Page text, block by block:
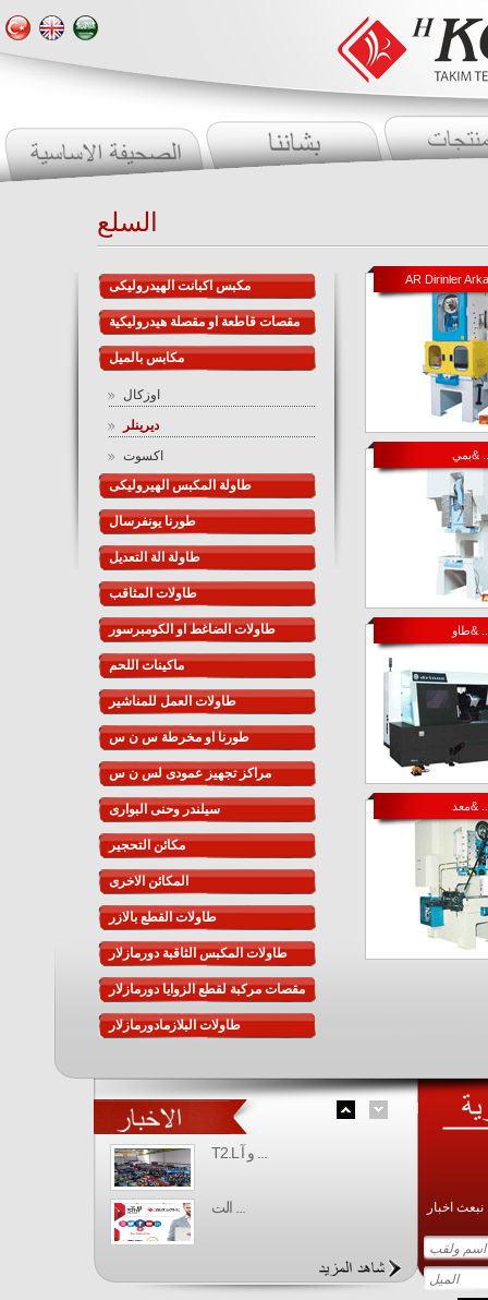
السلع
مكبس اكبانت الهيدروليكى
مقصات قاطعة او مقصلة هيدروليكية
مكابس بالميل
اوزكال
ديرينلر
اكسوت
طاولة المكبس الهيروليكى
طورنا يونفرسال
طاولة الة التعديل
طاولات المثاقب
طاولات الضاغط او الكومبرسور
ماكينات اللحم
طاولات العمل للمناشير
طورنا او مخرطة س ن س
مراكز تجهيز عمودى لس ن س
سيلندر وحنى البوارى
مكائن التحجير
المكائن الاخرى
طاولات القطع بالازر
طاولات المكبس الثاقبة دورمازلار
مقصات مركبة لقطع الزوايا دورمازلار
طاولات البلازمادورمازلار
AR Dirinler
...
...
...
نبعث اخبار